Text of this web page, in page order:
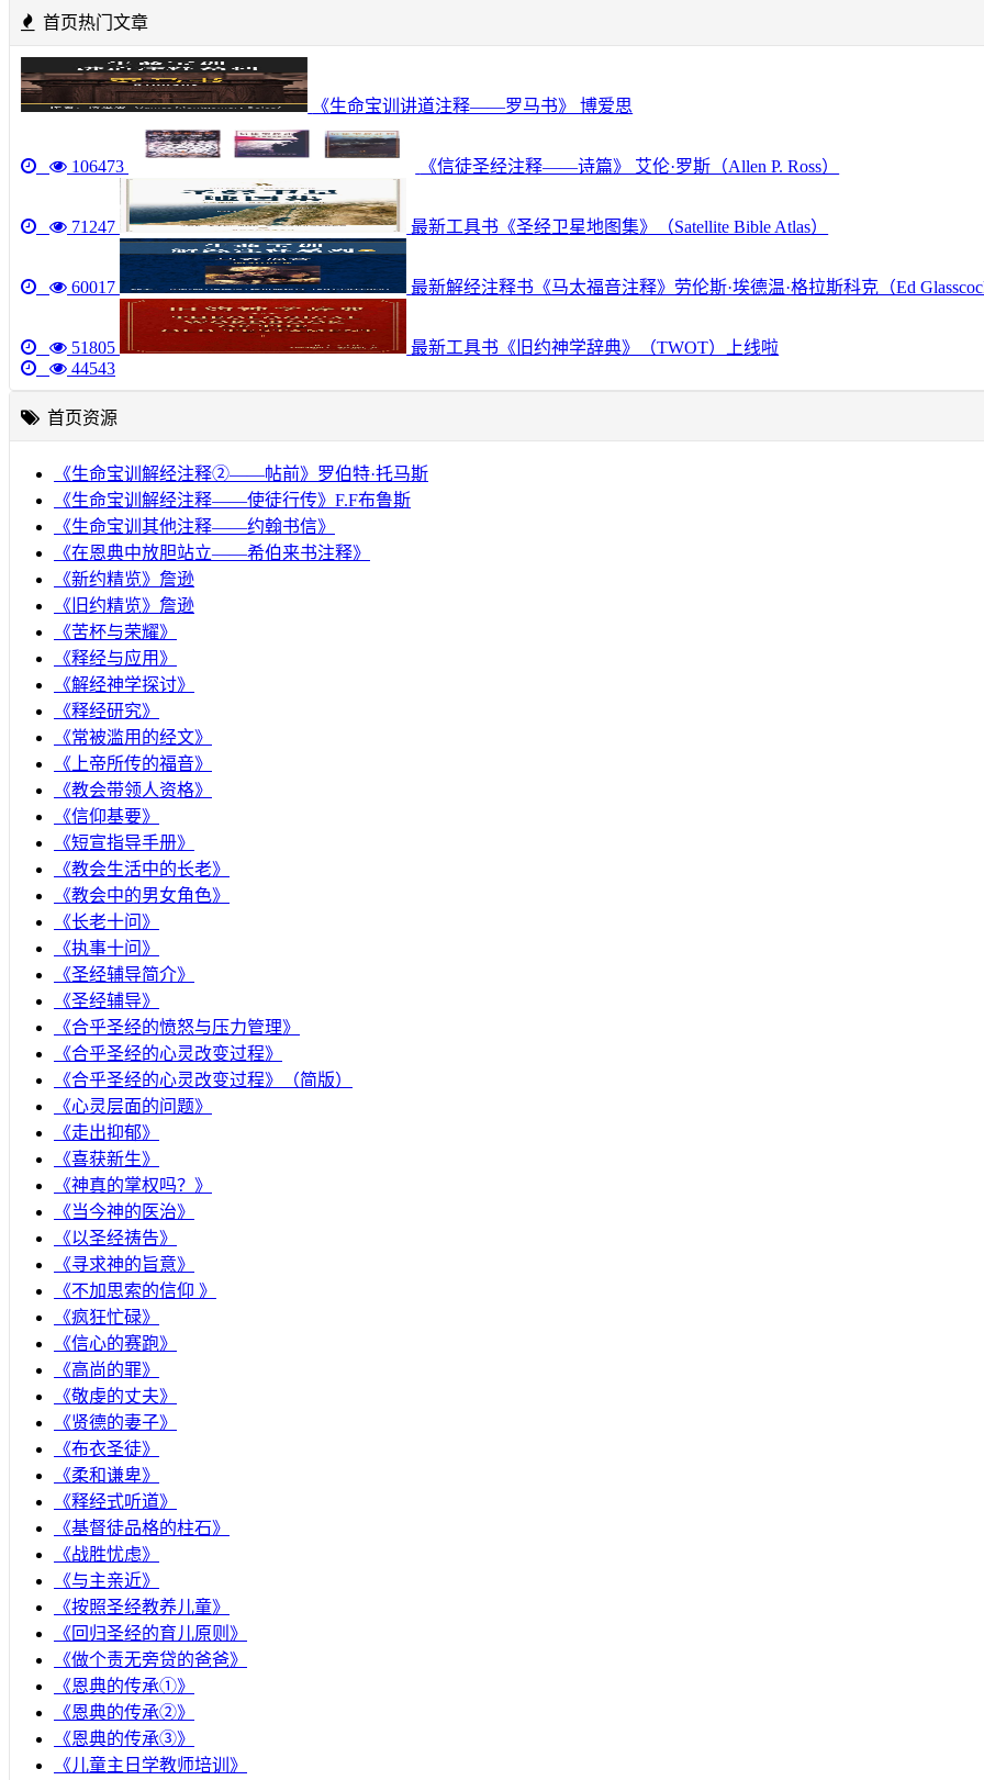
首页热门文章
《生命宝训讲道注释——罗马书》 博爱思
106473 《信徒圣经注释——诗篇》 艾伦·罗斯（Allen P. Ross）
71247 最新工具书《圣经卫星地图集》（Satellite Bible Atlas）
60017 最新解经注释书《马太福音注释》劳伦斯·埃德温·格拉斯科克（Ed
51805
最新工具书《旧约神学辞典》（TWOT）上线啦
44543
首页资源
《生命宝训解经注释②——帖前》罗伯特·托马斯
《生命宝训解经注释——使徒行传》F.F布鲁斯
《生命宝训其他注释——约翰书信》
《在恩典中放胆站立——希伯来书注释》
《新约精览》詹逊
《旧约精览》詹逊
《苦杯与荣耀》
《释经与应用》
《解经神学探讨》
《释经研究》
《常被滥用的经文》
《上帝所传的福音》
《教会带领人资格》
《信仰基要》
《短宣指导手册》
《教会生活中的长老》
《教会中的男女角色》
《长老十问》
《执事十问》
《圣经辅导简介》
《圣经辅导》
​《合乎圣经的愤怒与压力管理》
《合乎圣经的心灵改变过程》
《合乎圣经的心灵改变过程》（简版）
《心灵层面的问题》
《走出抑郁》
《喜获新生》
《神真的掌权吗？》
《当今神的医治》
《以圣经祷告》
《寻求神的旨意》
《不加思索的信仰 》
《疯狂忙碌》
《信心的赛跑》
《高尚的罪》
《敬虔的丈夫》
《贤德的妻子》
《布衣圣徒》
《柔和谦卑》
《释经式听道》
《基督徒品格的柱石》
《战胜忧虑》
《与主亲近》
《按照圣经教养儿童》
《回归圣经的育儿原则》
《做个责无旁贷的爸爸》
《恩典的传承①》
《恩典的传承②》
《恩典的传承③》
《儿童主日学教师培训》